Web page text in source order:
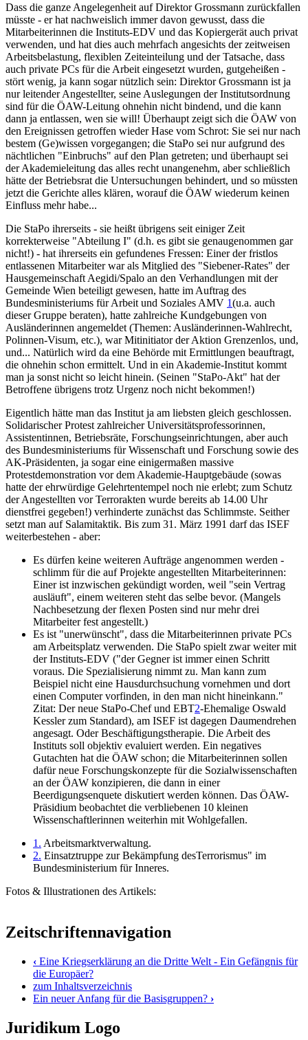
Dass die ganze Angelegenheit auf Direktor Grossmann zurückfallen
müsste - er hat nachweislich immer davon gewusst, dass die
Mitarbeiterinnen die Instituts-EDV und das Kopiergerät auch privat
verwenden, und hat dies auch mehrfach angesichts der zeitweisen
Arbeitsbelastung, flexiblen Zeiteinteilung und der Tatsache, dass
auch private PCs für die Arbeit eingesetzt wurden, gutgeheißen -
stört wenig, ja kann sogar nützlich sein: Direktor Grossmann ist ja
nur leitender Angestellter, seine Auslegungen der Institutsordnung
sind für die ÖAW-Leitung ohnehin nicht bindend, und die kann
dann ja entlassen, wen sie will! Überhaupt zeigt sich die ÖAW von
den Ereignissen getroffen wieder Hase vom Schrot: Sie sei nur nach
bestem (Ge)wissen vorgegangen; die StaPo sei nur aufgrund des
nächtlichen "Einbruchs" auf den Plan getreten; und überhaupt sei
der Akademieleitung das alles recht unangenehm, aber schließlich
hätte der Betriebsrat die Untersuchungen behindert, und so müssten
jetzt die Gerichte alles klären, worauf die ÖAW wiederum keinen
Einfluss mehr habe...
Die StaPo ihrerseits - sie heißt übrigens seit einiger Zeit
korrekterweise "Abteilung I" (d.h. es gibt sie genaugenommen gar
nicht!) - hat ihrerseits ein gefundenes Fressen: Einer der fristlos
entlassenen Mitarbeiter war als Mitglied des "Siebener-Rates" der
Hausgemeinschaft Aegidi/Spalo an den Verhandlungen mit der
Gemeinde Wien beteiligt gewesen, hatte im Auftrag des
Bundesministeriums für Arbeit und Soziales AMV 1(u.a. auch
dieser Gruppe beraten), hatte zahlreiche Kundgebungen von
Ausländerinnen angemeldet (Themen: Ausländerinnen-Wahlrecht,
Polinnen-Visum, etc.), war Mitinitiator der Aktion Grenzenlos, und,
und... Natürlich wird da eine Behörde mit Ermittlungen beauftragt,
die ohnehin schon ermittelt. Und in ein Akademie-Institut kommt
man ja sonst nicht so leicht hinein. (Seinen "StaPo-Akt" hat der
Betroffene übrigens trotz Urgenz noch nicht bekommen!)
Eigentlich hätte man das Institut ja am liebsten gleich geschlossen.
Solidarischer Protest zahlreicher Universitätsprofessorinnen,
Assistentinnen, Betriebsräte, Forschungseinrichtungen, aber auch
des Bundesministeriums für Wissenschaft und Forschung sowie des
AK-Präsidenten, ja sogar eine einigermaßen massive
Protestdemonstration vor dem Akademie-Hauptgebäude (sowas
hatte der ehrwürdige Gelehrtentempel noch nie erlebt; zum Schutz
der Angestellten vor Terrorakten wurde bereits ab 14.00 Uhr
dienstfrei gegeben!) verhinderte zunächst das Schlimmste. Seither
setzt man auf Salamitaktik. Bis zum 31. März 1991 darf das ISEF
weiterbestehen - aber:
Es dürfen keine weiteren Aufträge angenommen werden -
schlimm für die auf Projekte angestellten Mitarbeiterinnen:
Einer ist inzwischen gekündigt worden, weil "sein Vertrag
ausläuft", einem weiteren steht das selbe bevor. (Mangels
Nachbesetzung der flexen Posten sind nur mehr drei
Mitarbeiter fest angestellt.)
Es ist "unerwünscht", dass die Mitarbeiterinnen private PCs
am Arbeitsplatz verwenden. Die StaPo spielt zwar weiter mit
der Instituts-EDV ("der Gegner ist immer einen Schritt
voraus. Die Spezialisierung nimmt zu. Man kann zum
Beispiel nicht eine Hausdurchsuchung vornehmen und dort
einen Computer vorfinden, in den man nicht hineinkann."
Zitat: Der neue StaPo-Chef und EBT2-Ehemalige Oswald
Kessler zum Standard), am ISEF ist dagegen Daumendrehen
angesagt. Oder Beschäftigungstherapie. Die Arbeit des
Instituts soll objektiv evaluiert werden. Ein negatives
Gutachten hat die ÖAW schon; die Mitarbeiterinnen sollen
dafür neue Forschungskonzepte für die Sozialwissenschaften
an der ÖAW konzipieren, die dann in einer
Beerdigungsenquete diskutiert werden können. Das ÖAW-
Präsidium beobachtet die verbliebenen 10 kleinen
Wissenschaftlerinnen weiterhin mit Wohlgefallen.
1. Arbeitsmarktverwaltung.
2. Einsatztruppe zur Bekämpfung desTerrorismus" im
Bundesministerium für Inneres.
Fotos & Illustrationen des Artikels:
Zeitschriftennavigation
‹ Eine Kriegserklärung an die Dritte Welt - Ein Gefängnis für
die Europäer?
zum Inhaltsverzeichnis
Ein neuer Anfang für die Basisgruppen? ›
Juridikum Logo